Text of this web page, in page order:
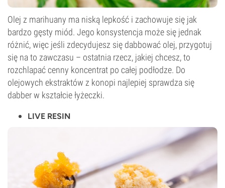
Olej z marihuany ma niską lepkość i zachowuje się jak
bardzo gęsty miód. Jego konsystencja może się jednak
różnić, więc jeśli zdecydujesz się dabbować olej, przygotuj
się na to zawczasu – ostatnia rzecz, jakiej chcesz, to
rozchlapać cenny koncentrat po całej podłodze. Do
olejowych ekstraktów z konopi najlepiej sprawdza się
dabber w kształcie łyżeczki.
LIVE RESIN